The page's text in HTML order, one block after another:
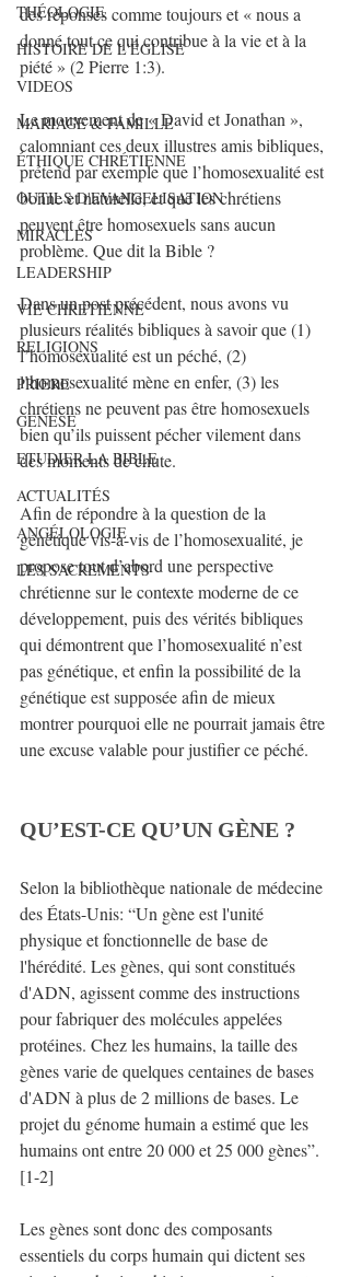
THÉOLOGIE
HISTOIRE DE L'ÉGLISE
VIDEOS
MARIAGE & FAMILLE
ÉTHIQUE CHRÉTIENNE
OUTILS D'EVANGELISATION
MIRACLES
LEADERSHIP
VIE CHRETIENNE
RELIGIONS
PRIERE
GENESE
ETUDIER LA BIBLE
ACTUALITÉS
ANGÉLOLOGIE
LES SACREMENTS
des réponses comme toujours et « nous a
donné tout ce qui contribue à la vie et à la
piété » (2 Pierre 1:3).
Le mouvement de « David et Jonathan »,
calomniant ces deux illustres amis bibliques,
prétend par exemple que l’homosexualité est
bonne et naturelle, et que les chrétiens
peuvent être homosexuels sans aucun
problème. Que dit la Bible ?
Dans un post précédent, nous avons vu
plusieurs réalités bibliques à savoir que (1)
l’homosexualité est un péché, (2)
l’homosexualité mène en enfer, (3) les
chrétiens ne peuvent pas être homosexuels
bien qu’ils puissent pécher vilement dans
des moments de chute.
Afin de répondre à la question de la
génétique vis-à-vis de l’homosexualité, je
propose tout d’abord une perspective
chrétienne sur le contexte moderne de ce
développement, puis des vérités bibliques
qui démontrent que l’homosexualité n’est
pas génétique, et enfin la possibilité de la
génétique est supposée afin de mieux
montrer pourquoi elle ne pourrait jamais être
une excuse valable pour justifier ce péché.
QU’EST-CE QU’UN GÈNE ?​
Selon la bibliothèque nationale de médecine
des États-Unis: “Un gène est l'unité
physique et fonctionnelle de base de
l'hérédité. Les gènes, qui sont constitués
d'ADN, agissent comme des instructions
pour fabriquer des molécules appelées
protéines. Chez les humains, la taille des
gènes varie de quelques centaines de bases
d'ADN à plus de 2 millions de bases. Le
projet du génome humain a estimé que les
humains ont entre 20 000 et 25 000 gènes”.
[1-2]
Les gènes sont donc des composants
essentiels du corps humain qui dictent ses